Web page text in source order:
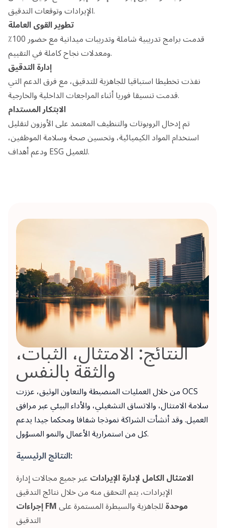
الإيرادات وتوقعات التدقيق.
تطوير القوى العاملة
قدمت برامج تدريبية شاملة وتدريبات ميدانية مع حضور 100٪
ومعدلات نجاح كاملة في التقييم.
إدارة التدقيق
نفذت تخطيطا استباقيا للجاهزية للتدقيق، مع فرق الدعم التي
قدمت تنسيقا فوريا أثناء المراجعات الداخلية والخارجية.
الابتكار المستدام
تم إدخال الروبوتات والتنظيف المعتمد على الأوزون لتقليل
استخدام المواد الكيميائية، وتحسين صحة وسلامة الموظفين،
ودعم أهداف ESG للعميل.
النتائج: الامتثال، الثبات،
والثقة بالنفس
من خلال العمليات المنضبطة والتعاون الوثيق، عززت OCS
سلامة الامتثال، والاتساق التشغيلي، والأداء البيئي عبر مرافق
العميل. وقد أنشأت الشراكة نموذجا شفافا ومحكما جيدا يدعم
كل من استمرارية الأعمال والنمو المسؤول.
النتائج الرئيسية:
الامتثال الكامل لإدارة الإيرادات عبر جميع مجالات إدارة
الإيرادات، يتم التحقق منه من خلال نتائج التدقيق
إجراءات FM موحدة للجاهزية والسيطرة المستمرة على
التدقيق